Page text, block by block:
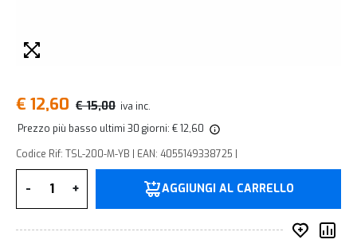
€ 12,60 € 15,00 iva inc.
Prezzo più basso ultimi 30 giorni: € 12,60
Codice Rif: TSL-200-M-YB | EAN: 4055149338725 |
- + AGGIUNGI AL CARRELLO